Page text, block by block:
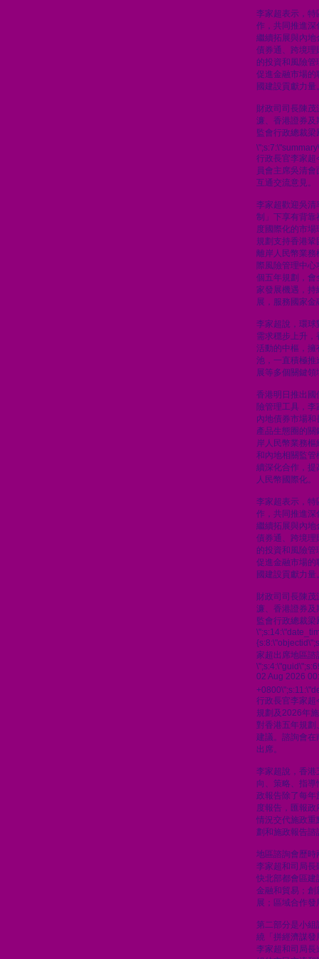
李家超表示，特
作，共同推進深
繼續拓展與內地
債券通、跨境理
的投資和風險
促進金融市場的
國建設貢獻力量
財政司司長陳
濂、香港證券及
監會行政總裁
行政長官李家超
員會主席吳清
互通交流意見。
李家超歡迎吳清
制」下享有背靠
度國際化的市
規劃支持香港
離岸人民幣業務
際風險管理中
個五年規劃，會
家發展機遇，持
展，服務國家
李家超說，環球
需求穩步上升
活動的中樞，擁
池，一直積極推
展等多個關鍵領
香港明日推出國
險管理工具，
內地債券市場
產品生態圈的
岸人民幣業務
和內地相關監管
續深化合作，提
人民幣國際化。
李家超表示，特
作，共同推進深
繼續拓展與內地
債券通、跨境理
的投資和風險
促進金融市場的
國建設貢獻力量
財政司司長陳
濂、香港證券及
監會行政總裁
家超出席地區諮
02 Aug 2026
行政長官李家超
規劃及2026年
對香港五年規劃
建議。諮詢會
出席。
李家超說，香港
向、策略、指
政報告除了每年
度報告，匯報
情況交代施政重
劃和施政報告諮
地區諮詢會歷時
李家超和司局長
快北部都會區建
金融和貿易；創
展；區域合作
第二部分是小組
繞「拼經濟謀發
李家超和司局長